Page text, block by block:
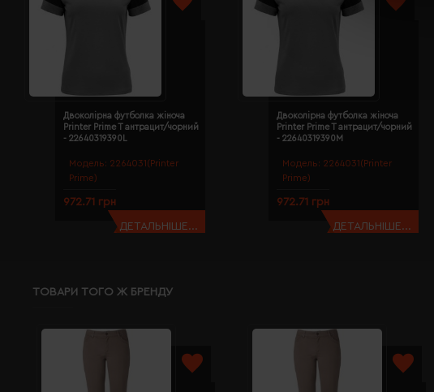
Модель: 2264031(Printer
Prime)
Двоколірна футболка жіноча
Printer Prime T антрацит/чорний
- 22640319390L
972.71 грн
ДЕТАЛЬНІШЕ...
Модель: 2264031(Printer
Prime)
Двоколірна футболка жіноча
Printer Prime T антрацит/чорний
- 22640319390M
972.71 грн
ДЕТАЛЬНІШЕ...
ТОВАРИ ТОГО Ж БРЕНДУ